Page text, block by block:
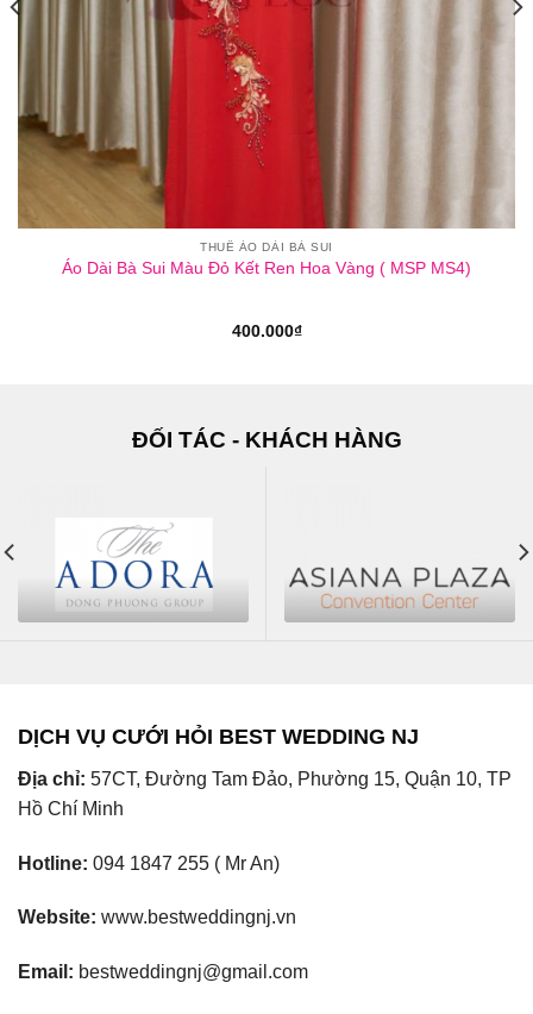
THUÊ ÁO DÀI BÀ SUI
Áo Dài Bà Sui Màu Đỏ Kết Ren Hoa Vàng ( MSP MS4)
400.000₫
ĐỐI TÁC - KHÁCH HÀNG
DỊCH VỤ CƯỚI HỎI BEST WEDDING NJ
Địa chỉ: 57CT, Đường Tam Đảo, Phường 15, Quận 10, TP
Hồ Chí Minh
Hotline: 094 1847 255 ( Mr An)
Website: www.bestweddingnj.vn
Email: bestweddingnj@gmail.com